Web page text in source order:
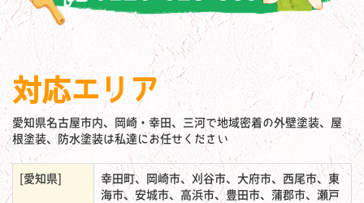
対応エリア
愛知県名古屋市内、岡崎・幸田、三河で地域密着の外壁塗装、屋
根塗装、防水塗装は私達にお任せください
[愛知県]
幸田町、岡崎市、刈谷市、大府市、西尾市、東
海市、安城市、高浜市、豊田市、蒲郡市、瀬戸